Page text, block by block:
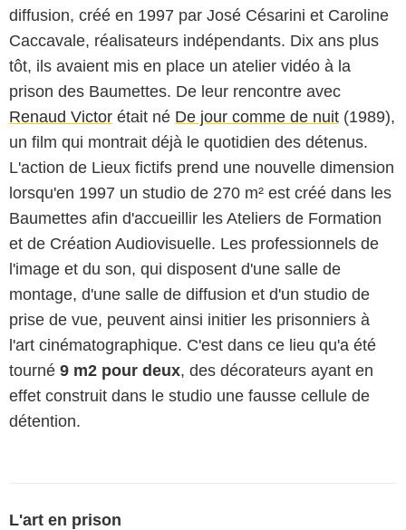
diffusion, créé en 1997 par José Césarini et Caroline
Caccavale, réalisateurs indépendants. Dix ans plus
tôt, ils avaient mis en place un atelier vidéo à la
prison des Baumettes. De leur rencontre avec
Renaud Victor était né De jour comme de nuit (1989),
un film qui montrait déjà le quotidien des détenus.
L'action de Lieux fictifs prend une nouvelle dimension
lorsqu'en 1997 un studio de 270 m² est créé dans les
Baumettes afin d'accueillir les Ateliers de Formation
et de Création Audiovisuelle. Les professionnels de
l'image et du son, qui disposent d'une salle de
montage, d'une salle de diffusion et d'un studio de
prise de vue, peuvent ainsi initier les prisonniers à
l'art cinématographique. C'est dans ce lieu qu'a été
tourné 9 m2 pour deux, des décorateurs ayant en
effet construit dans le studio une fausse cellule de
détention.
L'art en prison